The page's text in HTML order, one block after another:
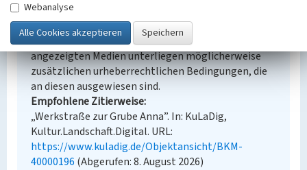
Urheberrechtlicher Hinweis
Der hier präsentierte Inhalt steht unter der freien
Lizenz dl-by-de/2.0 (Namensnennung). Die
angezeigten Medien unterliegen möglicherweise
zusätzlichen urheberrechtlichen Bedingungen, die
an diesen ausgewiesen sind.
Empfohlene Zitierweise
„Werkstraße zur Grube Anna”. In: KuLaDig,
Kultur.Landschaft.Digital. URL:
https://www.kuladig.de/Objektansicht/BKM-
40000196 (Abgerufen: 8. August 2026)
Webanalyse